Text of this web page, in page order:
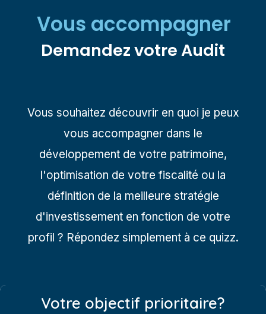
Vous accompagner
Demandez votre Audit
Vous souhaitez découvrir en quoi je peux
vous accompagner dans le
développement de votre patrimoine,
l'optimisation de votre fiscalité ou la
définition de la meilleure stratégie
d'investissement en fonction de votre
profil ? Répondez simplement à ce quizz.